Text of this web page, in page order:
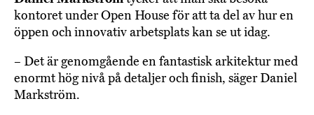
kontoret under Open House för att ta del av hur en
öppen och innovativ arbetsplats kan se ut idag.
– Det är genomgående en fantastisk arkitektur med
enormt hög nivå på detaljer och finish, säger Daniel
Markström.